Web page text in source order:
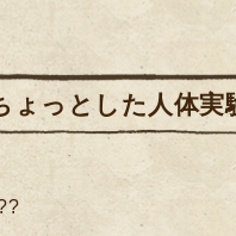
ょっとした人体